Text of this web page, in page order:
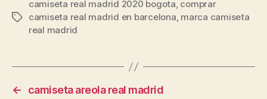
Etiquetas
camiseta real madrid 2020 bogota, comprar
camiseta real madrid en barcelona, marca camiseta
real madrid
←
camiseta areola real madrid